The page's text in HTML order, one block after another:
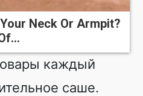
Neck Or Armpit?
каждый
саше.